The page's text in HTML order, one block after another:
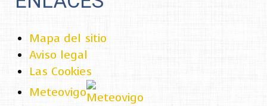
Mapa del sitio
Aviso legal
Las Cookies
Meteovigo